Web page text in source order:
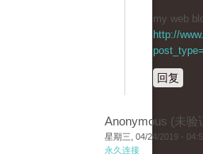
my web
http://
回复
Anonymous (未验
星期三, 04/24/2019 -
永久连接